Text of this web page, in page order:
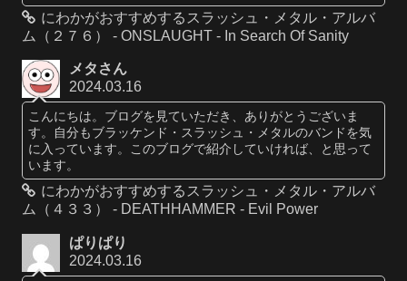
にわかがおすすめするスラッシュ・メタル・アルバ
ム（２７６） - ONSLAUGHT - In Search Of Sanity
メタさん
2024.03.16
こんにちは。ブログを見ていただき、ありがとうございま
す。自分もブラッケンド・スラッシュ・メタルのバンドを気
に入っています。このブログで紹介していければ、と思って
います。
にわかがおすすめするスラッシュ・メタル・アルバ
ム（４３３） - DEATHHAMMER - Evil Power
ぱりぱり
2024.03.16